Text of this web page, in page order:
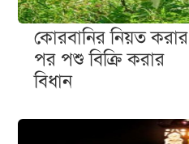
কোরবানির নিয়ত করার
পর পশু বিক্রি করার
বিধান